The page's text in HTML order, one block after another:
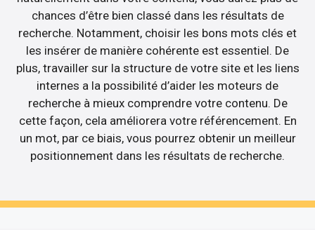
chances d’être bien classé dans les résultats de
recherche. Notamment, choisir les bons mots clés et
les insérer de manière cohérente est essentiel. De
plus, travailler sur la structure de votre site et les liens
internes a la possibilité d’aider les moteurs de
recherche à mieux comprendre votre contenu. De
cette façon, cela améliorera votre référencement. En
un mot, par ce biais, vous pourrez obtenir un meilleur
positionnement dans les résultats de recherche.